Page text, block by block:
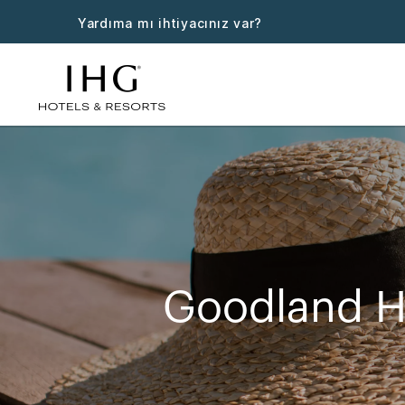
Yardıma mı ihtiyacınız var?
Goodland